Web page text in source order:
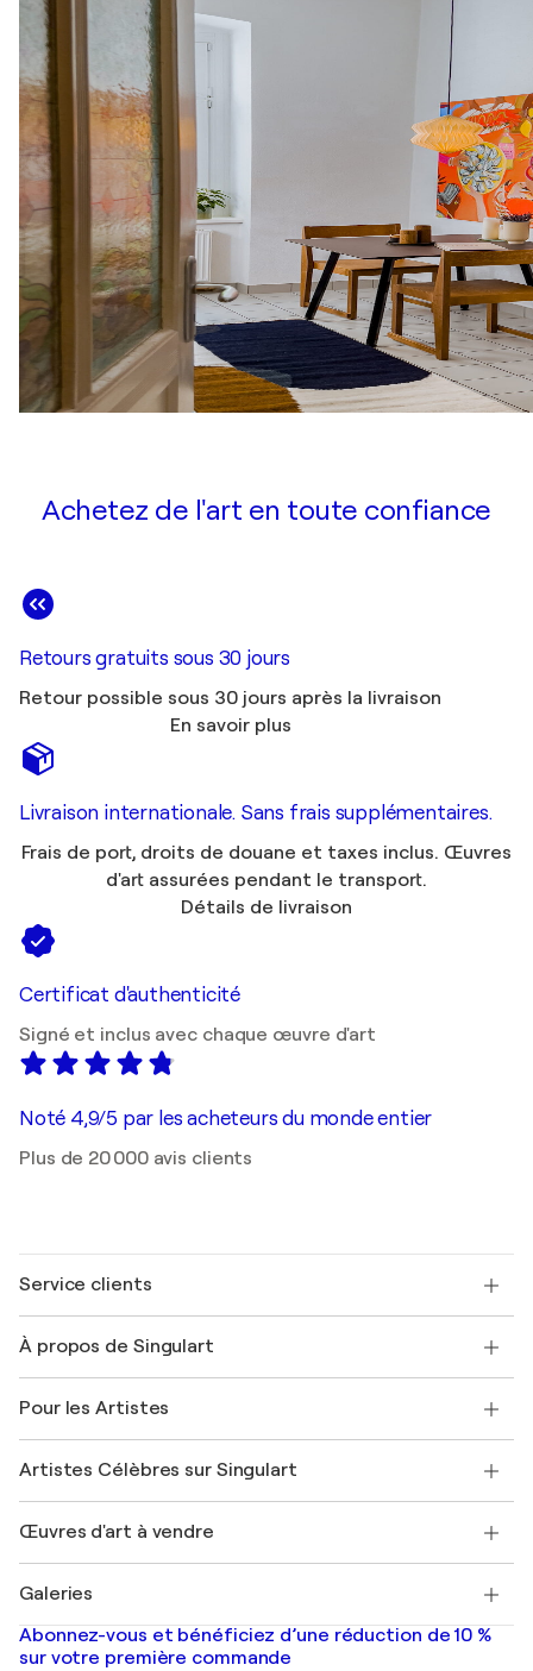
Achetez de l'art en toute confiance
Retours gratuits sous 30 jours
Retour possible sous 30 jours après la livraison
En savoir plus
Livraison internationale. Sans frais supplémentaires.
Frais de port, droits de douane et taxes inclus. Œuvres
d'art assurées pendant le transport.
Détails de livraison
Certificat d'authenticité
Signé et inclus avec chaque œuvre d'art
Noté 4,9/5 par les acheteurs du monde entier
Plus de 20 000 avis clients
Service clients
Expédition
Offrir une carte cadeau
Rejoignez notre programme commercial
Mon compte
+33 1 76 44 06 42
À propos de Singulart
FAQ
Magazine Singulart
Emplois
Découvrez une sélection d'art original
Pour les Artistes
Se connecter en tant qu'Artiste
Artistes Célèbres sur Singulart
Marc Chagall
Banksy
Mr. Brainwash
Shepard Fairey
Œuvres d'art à vendre
Tableaux abstraits à vendre
Peintures de paysage
Estampes
Galeries
Galeries d'art en France
Galeries d'art en Belgique
Abonnez-vous et bénéficiez d’une réduction de 10 %
sur votre première commande